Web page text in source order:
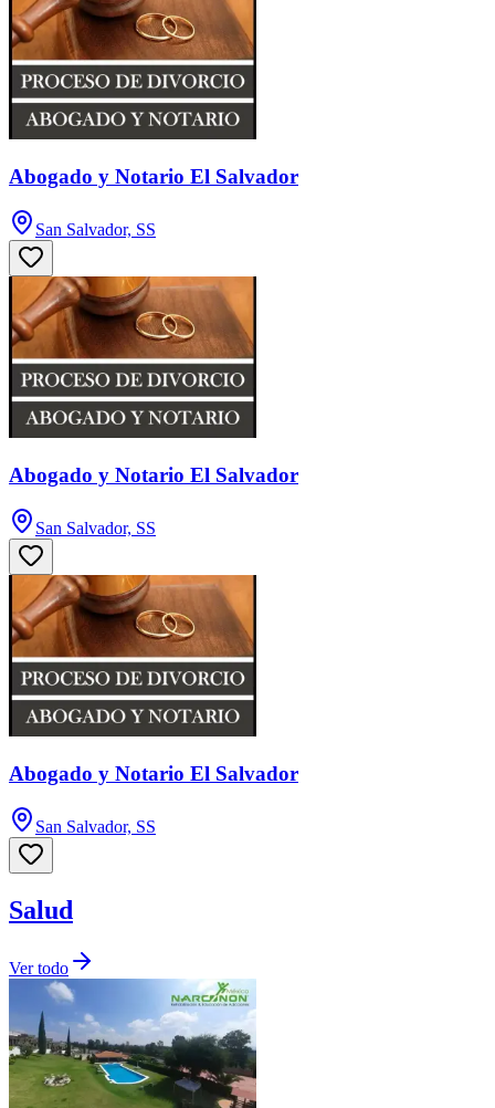
Abogado y Notario El Salvador
San Salvador, SS
Abogado y Notario El Salvador
San Salvador, SS
Abogado y Notario El Salvador
San Salvador, SS
Salud
Ver todo